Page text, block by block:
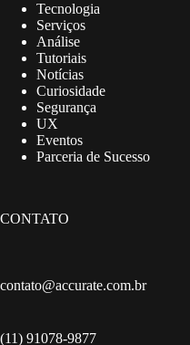
Tecnologia
Serviços
Análise
Tutoriais
Notícias
Curiosidade
Segurança
UX
Eventos
Parceria de Sucesso
CONTATO
contato@accurate.com.br
(11) 91078-9877